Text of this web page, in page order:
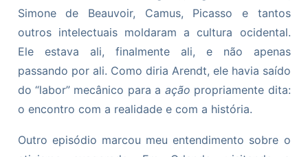
Simone de Beauvoir, Camus, Picasso e tantos
outros intelectuais moldaram a cultura ocidental.
Ele estava ali, finalmente ali, e não apenas
passando por ali. Como diria Arendt, ele havia saído
do “labor” mecânico para a ação propriamente dita:
o encontro com a realidade e com a história.
Outro episódio marcou meu entendimento sobre o